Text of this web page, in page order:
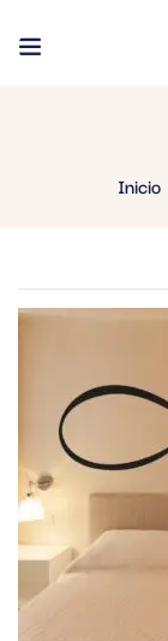
Inicio